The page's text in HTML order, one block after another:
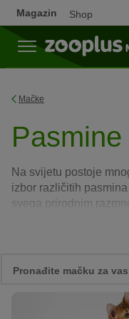
Magazin Shop
Mačke
Na svijetu postoje
izbor različitih
svega prirodnim
potražite različite
Pronađite mačku za vas
Važne karakteristike